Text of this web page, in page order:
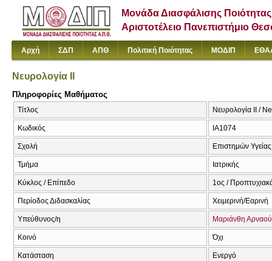
Μονάδα Διασφάλισης Ποιότητας
Αριστοτέλειο Πανεπιστήμιο
Αρχή ΣΔΠ ΑΠΘ Πολιτική Ποιότητας ΜΟΔΙΠ
Νευρολογία II
Πληροφορίες Μαθήματος
Τίτλος Νευρολογία II /
Κωδικός ΙΑ1074
Σχολή Επιστημών Υγείας
Τμήμα Ιατρικής
Κύκλος / Επίπεδο 1ος /
Περίοδος Διδασκαλίας Χειμερινή/Εαρινή
Υπεύθυνος/η Μαριάνθη
Κοινό Όχι
Κατάσταση Ενεργό